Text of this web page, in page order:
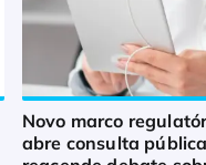
Novo marco
abre consulta